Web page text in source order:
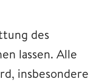
des
lassen. Alle
insbesondere